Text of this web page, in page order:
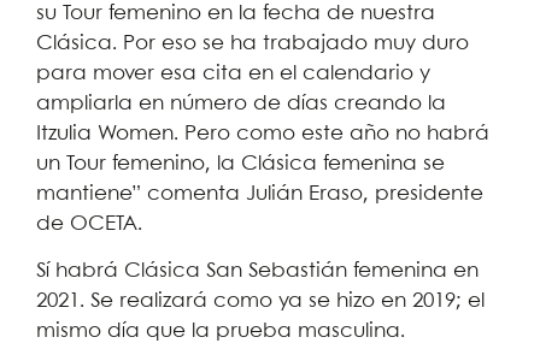
su Tour femenino en la fecha de nuestra
Clásica. Por eso se ha trabajado muy duro
para mover esa cita en el calendario y
ampliarla en número de días creando la
Itzulia Women. Pero como este año no habrá
un Tour femenino, la Clásica femenina se
mantiene” comenta Julián Eraso, presidente
de OCETA.
Sí habrá Clásica San Sebastián femenina en
2021. Se realizará como ya se hizo en 2019; el
mismo día que la prueba masculina.